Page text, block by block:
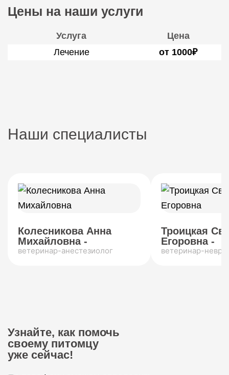
Цены на наши услуги
Услуга
Цена
Лечение
от 1000₽
Наши специалисты
Колесникова Анна
Михайловна -
ветеринар-анестезиолог
Троицкая
Егоровна -
ветеринар-
Узнайте, как помочь
своему питомцу
уже сейчас!